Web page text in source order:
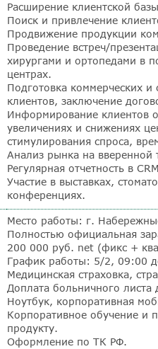
Расширение клиентской
Поиск и привлечение
Продвижение продукции
Проведение встреч/
хирургами и ортопедами в
центрах.
Подготовка коммерческих
клиентов, заключение
Информирование клиентов
увеличениях и снижениях
стимулирования спроса,
Анализ рынка на вверенной
Регулярная отчетность в
Участие в выставках,
конференциях.
Место работы: г.
Полностью официальная
200 000 руб. net (фикс +
График работы: 5/2, 09:00
Медицинская страховка,
Доплата больничного листа
Ноутбук, корпоративная
Корпоративное обучение и
продукту.
Оформление по ТК РФ.